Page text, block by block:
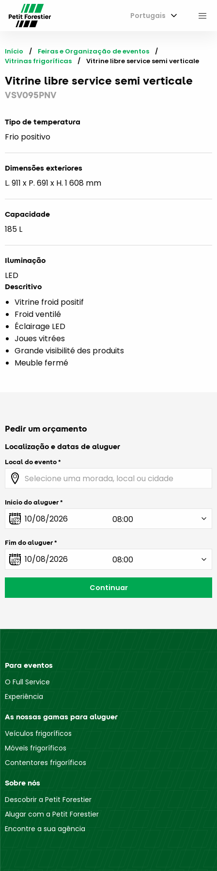
Portugais
Início
Feiras e Organização de eventos
Vitrinas frigoríficas
Current:
Vitrine libre service semi verticale
Vitrine libre service semi verticale
VSV095PNV
Tipo de temperatura
Frio positivo
Dimensões exteriores
L. 911 x P. 691 x H. 1 608 mm
Capacidade
185 L
Iluminação
LED
Descritivo
Vitrine froid positif
Froid ventilé
Éclairage LED
Joues vitrées
Grande visibilité des produits
Meuble fermé
Pedir um orçamento
Localização e datas de aluguer
Local do evento
Início do aluguer
Fim do aluguer
Para eventos
O Full Service
Experiência
As nossas gamas para aluguer
Veículos frigoríficos
Móveis frigoríficos
Contentores frigoríficos
Sobre nós
Descobrir a Petit Forestier
Alugar com a Petit Forestier
Encontre a sua agência